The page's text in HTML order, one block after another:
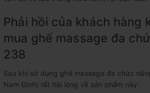
Phải hồi của khách hàng
mua ghế massage đa
238
Sau khi sử dụng ghế massage đa chức
Nam Định) rất hài lòng về sản phẩm này: